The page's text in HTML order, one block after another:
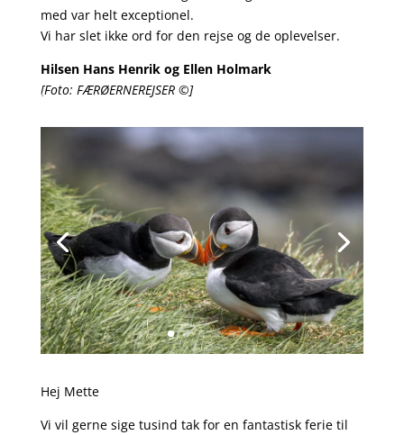
med var helt exceptionel.
Vi har slet ikke ord for den rejse og de oplevelser.
Hilsen Hans Henrik og Ellen Holmark
[Foto: FÆRØERNEREJSER ©]
Hej Mette
Vi vil gerne sige tusind tak for en fantastisk ferie til